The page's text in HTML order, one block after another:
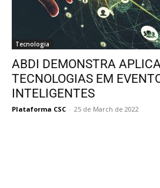
Tecnologia
ABDI DEMONSTRA
TECNOLOGIAS EM
INTELIGENTES
Plataforma CSC - 25 de March de 2022